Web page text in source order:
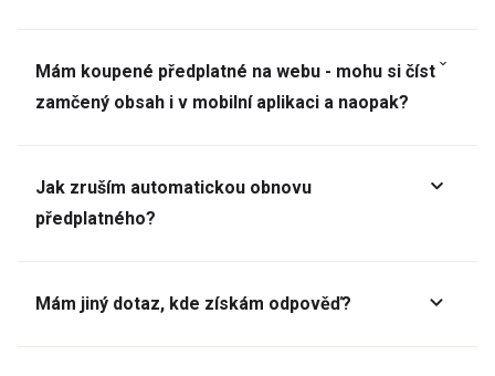
Mám koupené předplatné na webu - mohu si číst
zamčený obsah i v mobilní aplikaci a naopak?
Jak zruším automatickou obnovu
předplatného?
Mám jiný dotaz, kde získám odpověď?